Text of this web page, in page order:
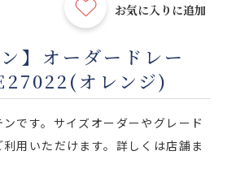
お気に入りに追加
】オーダードレー
オレンジ)
です。サイズオーダーやグレード
用いただけます。詳しくは店舗ま